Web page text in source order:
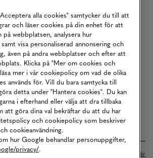
online sköts i samarbete med Klarna. Läs mer här
alla cookies" samtycker du till att
och läser cookies på din enhet för att
webbplatsen, analysera hur
visa personaliserad annonsering och
även på andra webbplatser och efter att
Klicka på "Mer om cookies och
mer i vår cookiepolicy om vad de olika
används för. Vill du bara samtycka till
detta under "Hantera cookies". Du kan
i efterhand eller välja att dra tillbaka
att göra dina val bekräftar du att du har
och cookiepolicy som beskriver
cookieanvändning.
hur Google behandlar personuppgifter,
privacy/.